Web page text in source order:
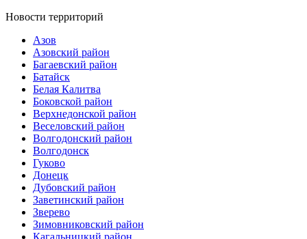
Новости территорий
Азов
Азовский район
Багаевский район
Батайск
Белая Калитва
Боковской район
Верхнедонской район
Веселовский район
Волгодонский район
Волгодонск
Гуково
Донецк
Дубовский район
Заветинский район
Зверево
Зимовниковский район
Кагальницкий район